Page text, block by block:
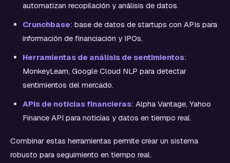
automatizan recopilación y análisis de datos.
Crunchbase: base de datos de startups con APIs para
información de financiación y IPOs.
Herramientas de análisis de sentimientos:
MonkeyLearn, Google Cloud NLP para detectar
sentimientos del mercado.
APIs de noticias financieras: Alpha Vantage, Yahoo
Finance API para noticias y datos en tiempo real.
Combinar estas herramientas permite crear un sistema
robusto para seguimiento en tiempo real.